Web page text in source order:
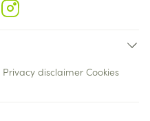
Privacy disclaimer Cookies